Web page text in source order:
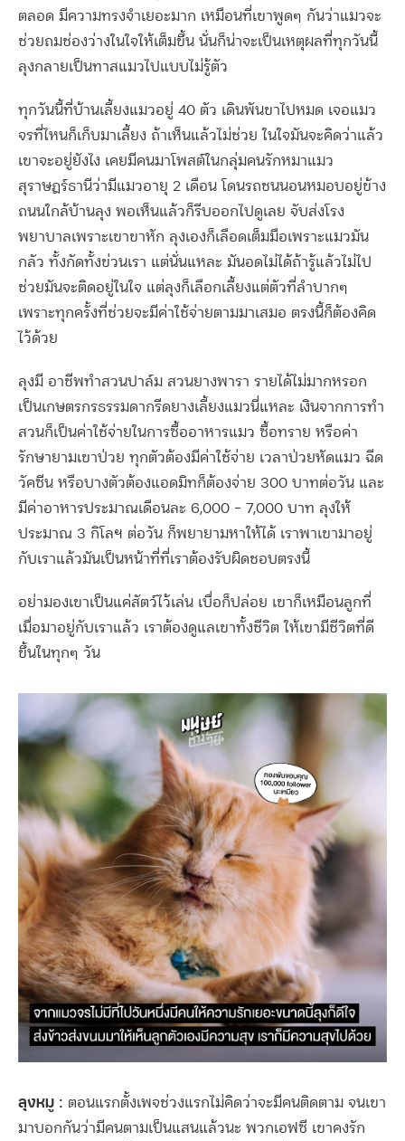
ตลอด มีความทรงจำเยอะมาก เหมือนที่เขาพูดๆ กันว่าแมวจะ
ช่วยถมช่องว่างในใจให้เต็มขึ้น นั่นก็น่าจะเป็นเหตุผลที่ทุกวันนี้
ลุงกลายเป็นทาสแมวไปแบบไม่รู้ตัว
ทุกวันนี้ที่บ้านเลี้ยงแมวอยู่ 40 ตัว เดินพันขาไปหมด เจอแมว
จรที่ไหนก็เก็บมาเลี้ยง ถ้าเห็นแล้วไม่ช่วย ในใจมันจะคิดว่าแล้ว
เขาจะอยู่ยังไง เคยมีคนมาโพสต์ในกลุ่มคนรักหมาแมว
สุราษฎร์ธานีว่ามีแมวอายุ 2 เดือน โดนรถชนนอนหมอบอยู่ข้าง
ถนนใกล้บ้านลุง พอเห็นแล้วก็รีบออกไปดูเลย จับส่งโรง
พยาบาลเพราะเขาขาหัก ลุงเองก็เลือดเต็มมือเพราะแมวมัน
กลัว ทั้งกัดทั้งข่วนเรา แต่นั่นแหละ มันอดไม่ได้ถ้ารู้แล้วไม่ไป
ช่วยมันจะติดอยู่ในใจ แต่ลุงก็เลือกเลี้ยงแต่ตัวที่ลำบากๆ
เพราะทุกครั้งที่ช่วยจะมีค่าใช้จ่ายตามมาเสมอ ตรงนี้ก็ต้องคิด
ไว้ด้วย
ลุงมี อาชีพทำสวนปาล์ม สวนยางพารา รายได้ไม่มากหรอก
เป็นเกษตรกรธรรมดากรีดยางเลี้ยงแมวนี่แหละ เงินจากการทำ
สวนก็เป็นค่าใช้จ่ายในการซื้ออาหารแมว ซื้อทราย หรือค่า
รักษายามเขาป่วย ทุกตัวต้องมีค่าใช้จ่าย เวลาป่วยหัดแมว ฉีด
วัคซีน หรือบางตัวต้องแอดมิทก็ต้องจ่าย 300 บาทต่อวัน และ
มีค่าอาหารประมาณเดือนละ 6,000 – 7,000 บาท ลุงให้
ประมาณ 3 กิโลฯ ต่อวัน ก็พยายามหาให้ได้ เราพาเขามาอยู่
กับเราแล้วมันเป็นหน้าที่ที่เราต้องรับผิดชอบตรงนี้
อย่ามองเขาเป็นแค่สัตว์ไว้เล่น เบื่อก็ปล่อย เขาก็เหมือนลูกที่
เมื่อมาอยู่กับเราแล้ว เราต้องดูแลเขาทั้งชีวิต ให้เขามีชีวิตที่ดี
ขึ้นในทุกๆ วัน
ลุงหมู : ตอนแรกตั้งเพจช่วงแรกไม่คิดว่าจะมีคนติดตาม จนเขา
มาบอกกันว่ามีคนตามเป็นแสนแล้วนะ พวกเอฟซี เขาคงรัก